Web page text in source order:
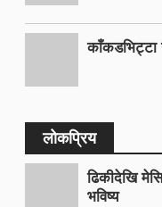
काँकडभिट्टा
लोकप्रिय
ढिकीदेखि
भविष्य